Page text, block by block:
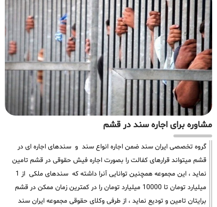
مشاوره برای اجاره سند در قشم
گروه تخصصی ایران سند ضمن اجاره انواع سند و سندهای اجاره ای در
قشم میتواند قرارهای کفالت را بصورت اجاره فیش حقوقی در قشم تامین
نماید ، این مجموعه همچنین توانایی آنرا داشته که سندهای ملکی از 1
میلیارد تومان تا 10000 میلیارد تومان را در کمترین زمان ممکن در قشم
برایتان تامین و تودیع نماید ، از طرفی وکلای حقوقی مجموعه ایران سند